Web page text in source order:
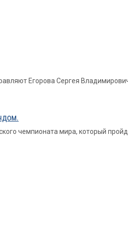
Егорова Сергея
чемпионата мира, который